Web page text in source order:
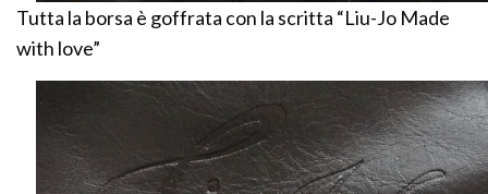
Tutta la borsa è goffrata con la scritta “Liu-Jo Made
with love”